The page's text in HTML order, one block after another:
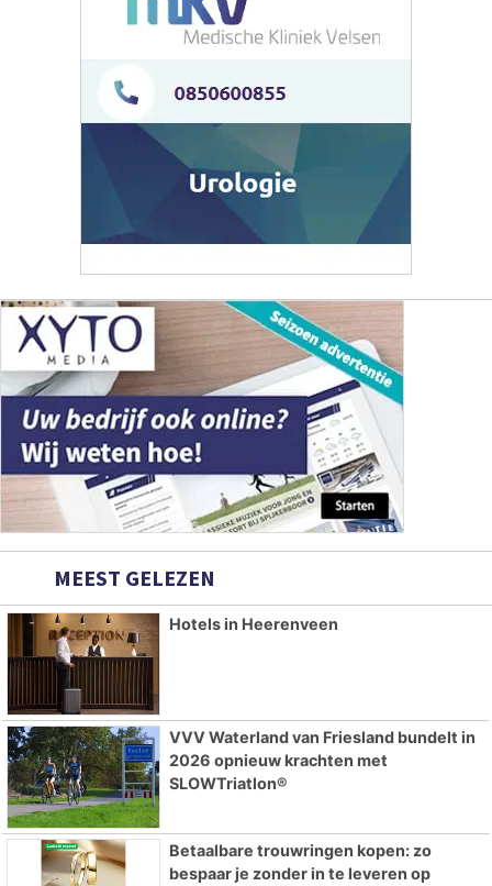
MEEST GELEZEN
Hotels in Heerenveen
VVV Waterland van Friesland bundelt in
2026 opnieuw krachten met
SLOWTriatlon®
Betaalbare trouwringen kopen: zo
bespaar je zonder in te leveren op